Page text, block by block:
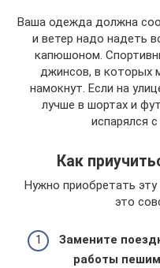
Ваша одежда должна
и ветер надо надеть
капюшоном.
джинсов, в которых
намокнут. Если на
лучше в шортах и
испарялся
Как
Нужно приобретать
это
Замените
работы